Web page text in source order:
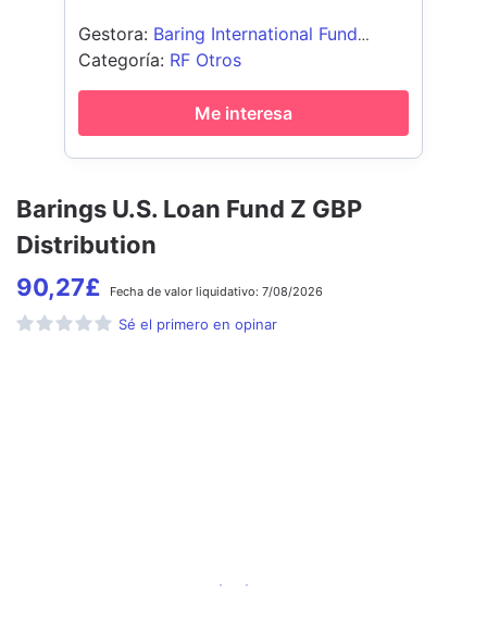
Barings U.S. Loan Fund Z GBP
Distribution
90,27£ Fecha de valor liquidativo: 7/08/2026
Sé el primero en opinar
Gestora: Baring International Fund
Managers ltd
Categoría: RF Otros
Me interesa